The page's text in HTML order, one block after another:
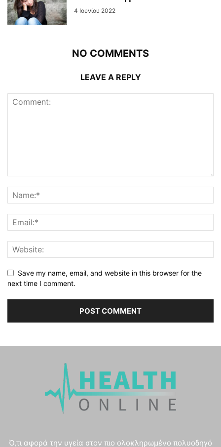
4 Ιουνίου 2022
NO COMMENTS
LEAVE A REPLY
Save my name, email, and website in this browser for the
next time I comment.
Ό,τι αφορά την υγεία στον πιο ολοκληρωμένο πολυοδηγό